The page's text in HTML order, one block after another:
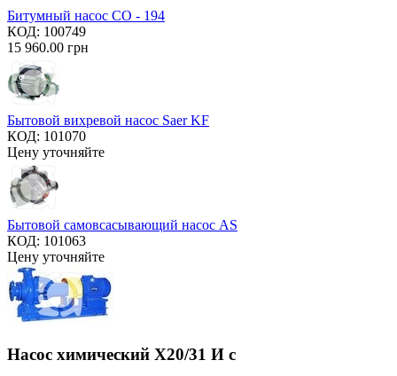
Битумный насос СО - 194
КОД: 100749
15 960.00 грн
Бытовой вихревой насос Saer KF
КОД: 101070
Цену уточняйте
Бытовой самовсасывающий насос AS
КОД: 101063
Цену уточняйте
Насос химический Х20/31 И с